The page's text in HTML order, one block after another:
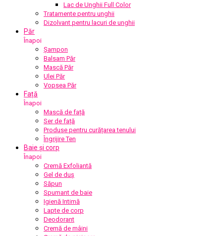
Lac de Unghii Full Color
Tratamente pentru unghii
Dizolvant pentru lacuri de unghii
Păr
Înapoi
Șampon
Balsam Păr
Mască Păr
Ulei Păr
Vopsea Păr
Față
Înapoi
Mască de față
Ser de față
Produse pentru curățarea tenului
Îngrijire Ten
Baie și corp
Înapoi
Cremă Exfoliantă
Gel de duș
Săpun
Spumant de baie
Igienă Intimă
Lapte de corp
Deodorant
Cremă de mâini